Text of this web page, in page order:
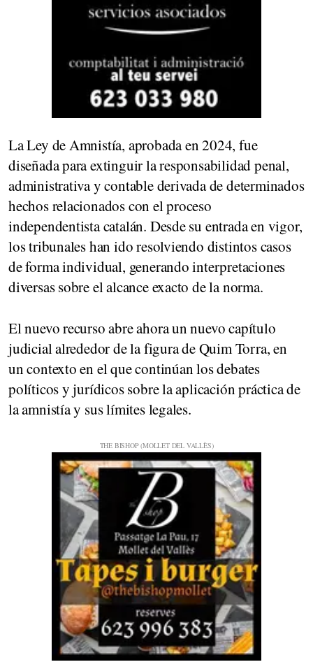
La Ley de Amnistía, aprobada en 2024, fue
diseñada para extinguir la responsabilidad penal,
administrativa y contable derivada de determinados
hechos relacionados con el proceso
independentista catalán. Desde su entrada en vigor,
los tribunales han ido resolviendo distintos casos
de forma individual, generando interpretaciones
diversas sobre el alcance exacto de la norma.
El nuevo recurso abre ahora un nuevo capítulo
judicial alrededor de la figura de Quim Torra, en
un contexto en el que continúan los debates
políticos y jurídicos sobre la aplicación práctica de
la amnistía y sus límites legales.